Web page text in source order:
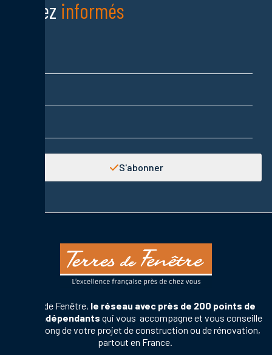
Restez informés
S'abonner
Terres de Fenêtre, le réseau avec près de 200 points de
vente indépendants qui vous accompagne et vous conseille
tout au long de votre projet de construction ou de rénovation,
partout en France.